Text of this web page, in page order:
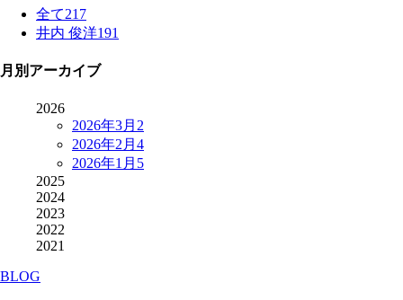
全て217
井内 俊洋191
月別アーカイブ
2026
2026年3月 2
2026年2月 4
2026年1月 5
2025
2024
2023
2022
2021
BLOG